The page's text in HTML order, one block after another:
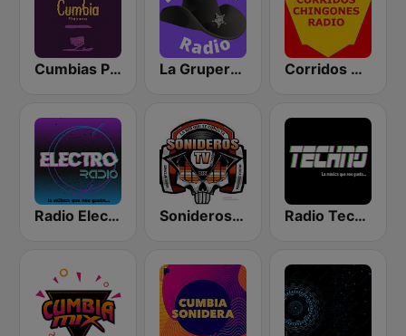
Cumbias Playeras Charangas La Grupera Radio Corridos Chingones Radio
Radio Electro México Sonideros TV Radio Techno México